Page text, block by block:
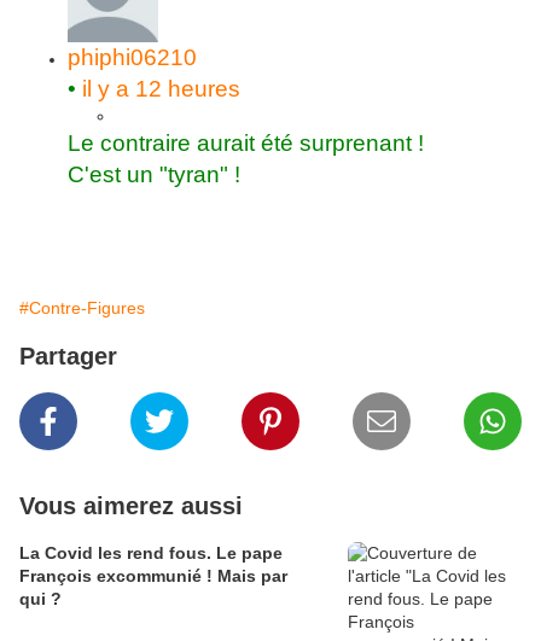
phiphi06210
• il y a 12 heures
Le contraire aurait été surprenant !
C'est un "tyran" !
#Contre-Figures
Partager
Vous aimerez aussi
La Covid les rend fous. Le pape
François excommunié ! Mais par
qui ?